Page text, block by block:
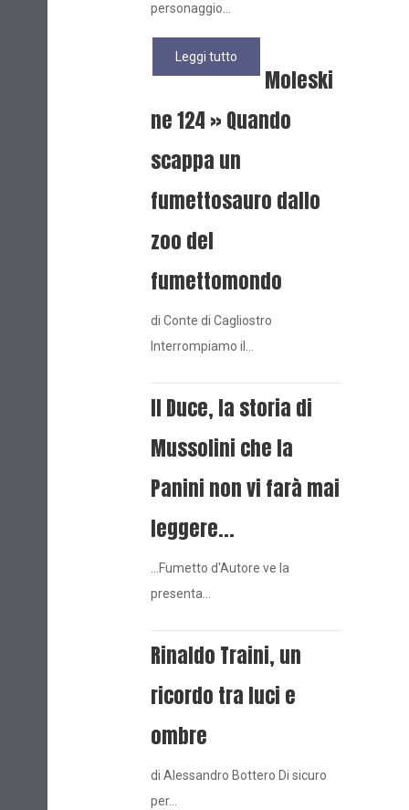
personaggio...
Leggi tutto
Moleski
ne 124 » Quando
scappa un
fumettosauro dallo
zoo del
fumettomondo
di Conte di Cagliostro
Interrompiamo il…
Il Duce, la storia di
Mussolini che la
Panini non vi farà mai
leggere...
...Fumetto d'Autore ve la
presenta…
Rinaldo Traini, un
ricordo tra luci e
ombre
di Alessandro Bottero Di sicuro
per…